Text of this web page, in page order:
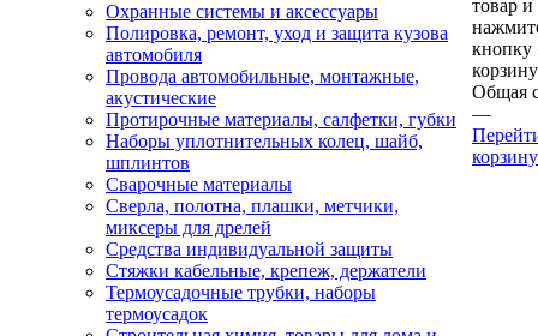
Охранные системы и аксессуары
Полировка, ремонт, уход и защита кузова
автомобиля
Провода автомобильные, монтажные,
акустические
Протирочные материалы, салфетки, губки
Наборы уплотнительных колец, шайб,
шплинтов
Сварочные материалы
Сверла, полотна, плашки, метчики,
миксеры для дрелей
Средства индивидуальной защиты
Стяжки кабельные, крепеж, держатели
Термоусадочные трубки, наборы
термоусадок
товар и
кнопку
Общая
—
корзину